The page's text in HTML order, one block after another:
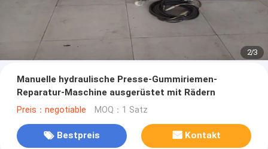
2/3
Manuelle hydraulische Presse-Gummiriemen-
Reparatur-Maschine ausgerüstet mit Rädern
Preis：negotiable MOQ：1 Satz
Bestpreis Kontakt